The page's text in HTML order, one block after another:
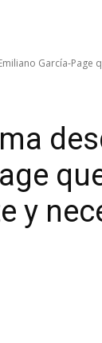
García-Page
y